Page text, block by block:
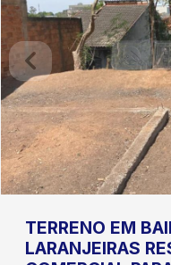
TERRENO EM
LARANJEIRAS